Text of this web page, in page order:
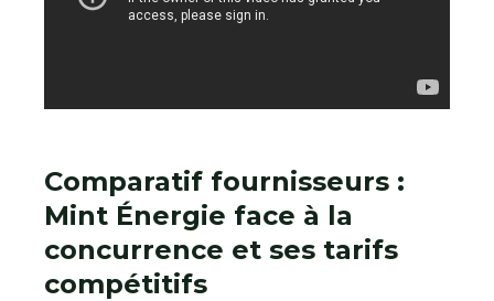
Comparatif fournisseurs :
Mint Énergie face à la
concurrence et ses tarifs
compétitifs